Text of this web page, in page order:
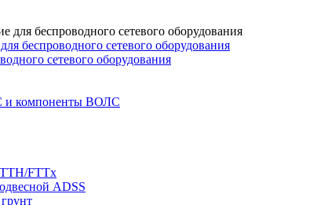
беспроводного сетевого оборудования
сетевого оборудования
и компоненты ВОЛС
FTTx
ADSS